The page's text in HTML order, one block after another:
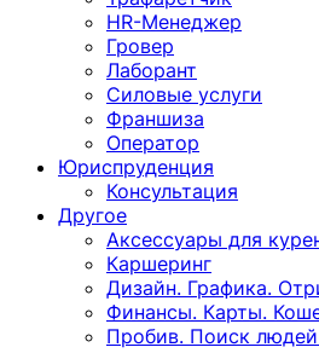
HR-Менеджер
Гровер
Лаборант
Силовые услуги
Франшиза
Оператор
Юриспруденция
Консультация
Другoе
Аксессуары для
Каршеринг
Дизайн. Графика.
Финансы. Карты.
Пробив. Поиск